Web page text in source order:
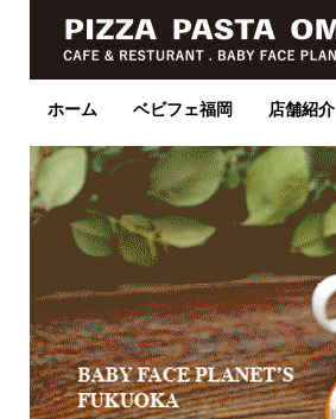
ホーム ベビフェ福岡 店舗紹介